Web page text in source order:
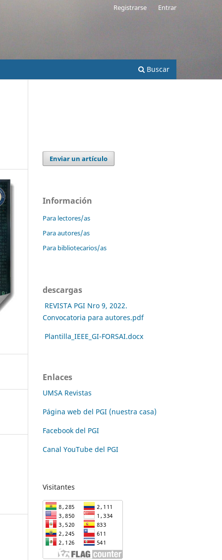
Buscar
Registrarse Entrar
Enviar un artículo
Información
Para lectores/as
Para autores/as
Para bibliotecarios/as
descargas
REVISTA PGI Nro 9, 2022.
Convocatoria para autores.pdf
Plantilla_IEEE_GI-FORSAI.docx
Enlaces
UMSA Revistas
Página web del PGI (nuestra casa)
Facebook del PGI
Canal YouTube del PGI
Visitantes